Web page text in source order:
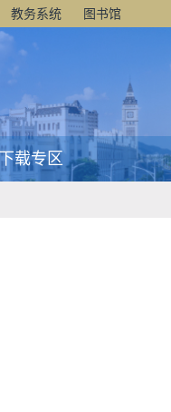
教务系统 图书馆
下载专区